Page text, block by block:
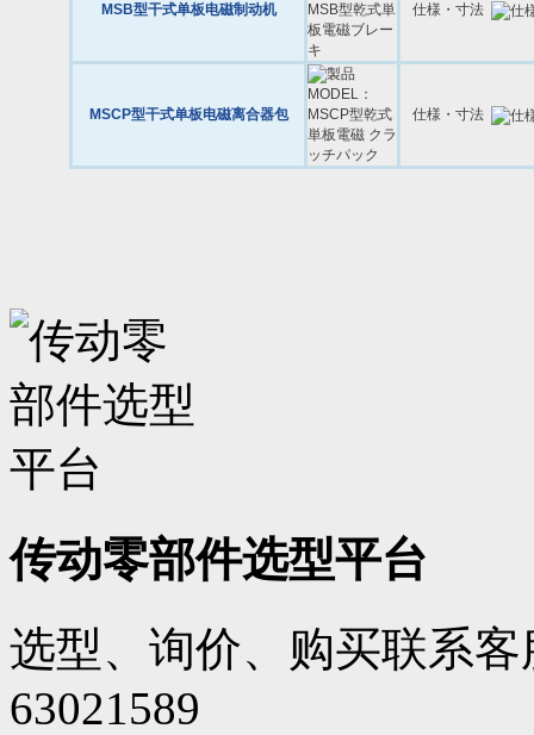
MSB型干式单板电磁制动机 仕様・寸法
MSCP型干式单板电磁离合器包 仕様・寸法
传动零部件选型平台
选型、询价、购买联系
63021589